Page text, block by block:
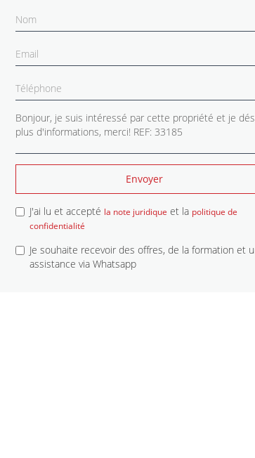
Envoyer
J'ai lu et accepté la note juridique et la politique de
confidentialité
Je souhaite recevoir des offres, de la formation et
assistance via Whatsapp